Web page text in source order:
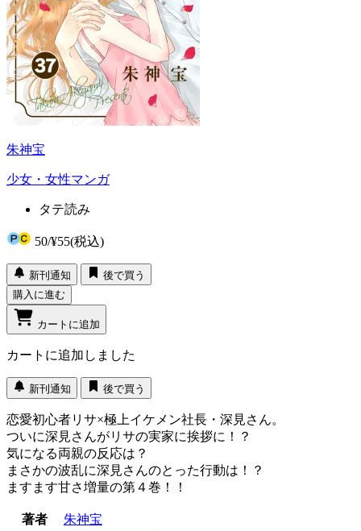
朱神宝
少女・女性マンガ
タテ読み
50/¥55(税込)
新刊通知
後で買う
購入に進む
カートに追加
カートに追加しました
新刊通知 後で買う
恋愛初心者リサ×極上イケメン社長・深見さん。
ついに深見さんがリサの実家に挨拶に！？
気になる両親の反応は？
まさかの波乱に深見さんのとった行動は！？
ますます甘さ増量の第４巻！！
著者
朱神宝